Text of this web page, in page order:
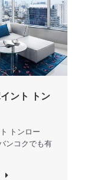
ント トン
トンロー
ンコクでも有